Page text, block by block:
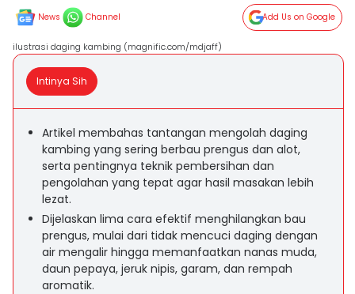
News Channel Add Us on Google
ilustrasi daging kambing (magnific.com/mdjaff)
Intinya Sih
Artikel membahas tantangan mengolah daging
kambing yang sering berbau prengus dan alot,
serta pentingnya teknik pembersihan dan
pengolahan yang tepat agar hasil masakan lebih
lezat.
Dijelaskan lima cara efektif menghilangkan bau
prengus, mulai dari tidak mencuci daging dengan
air mengalir hingga memanfaatkan nanas muda,
daun pepaya, jeruk nipis, garam, dan rempah
aromatik.